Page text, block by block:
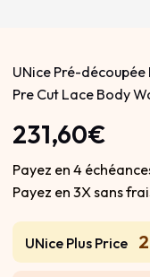
UNice Pré-
Pre Cut Lace Body
231,60€
Payez en 4
Payez en 3X sans
UNice Plus Price